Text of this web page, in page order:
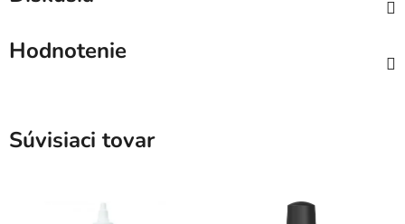
Hodnotenie
Súvisiaci tovar